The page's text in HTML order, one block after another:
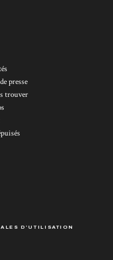
presse
trouver
D’UTILISATION